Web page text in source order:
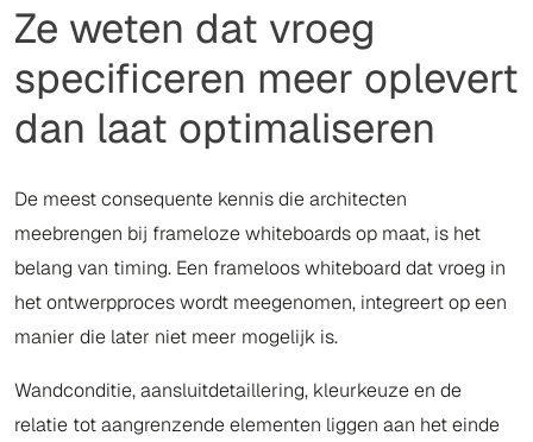
Ze weten dat vroeg
specificeren meer oplevert
dan laat optimaliseren
De meest consequente kennis die architecten
meebrengen bij frameloze whiteboards op maat, is het
belang van timing. Een frameloos whiteboard dat vroeg in
het ontwerpproces wordt meegenomen, integreert op een
manier die later niet meer mogelijk is.
Wandconditie, aansluitdetaillering, kleurkeuze en de
relatie tot aangrenzende elementen liggen aan het einde